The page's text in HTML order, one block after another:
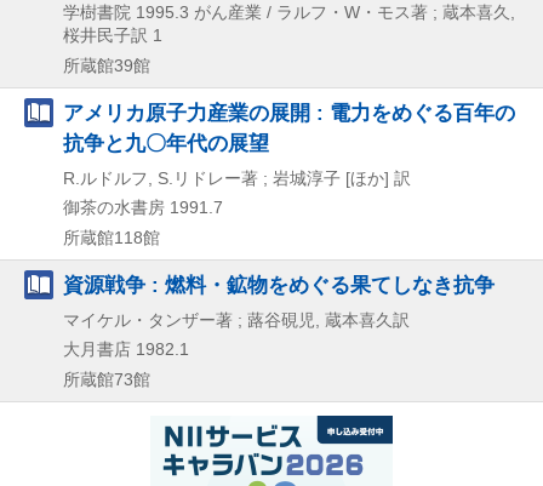
学樹書院 1995.3 がん産業 / ラルフ・W・モス著 ; 蔵本喜久,
桜井民子訳 1
所蔵館39館
アメリカ原子力産業の展開 : 電力をめぐる百年の
抗争と九〇年代の展望
R.ルドルフ, S.リドレー著 ; 岩城淳子 [ほか] 訳
御茶の水書房 1991.7
所蔵館118館
資源戦争 : 燃料・鉱物をめぐる果てしなき抗争
マイケル・タンザー著 ; 蕗谷硯児, 蔵本喜久訳
大月書店 1982.1
所蔵館73館